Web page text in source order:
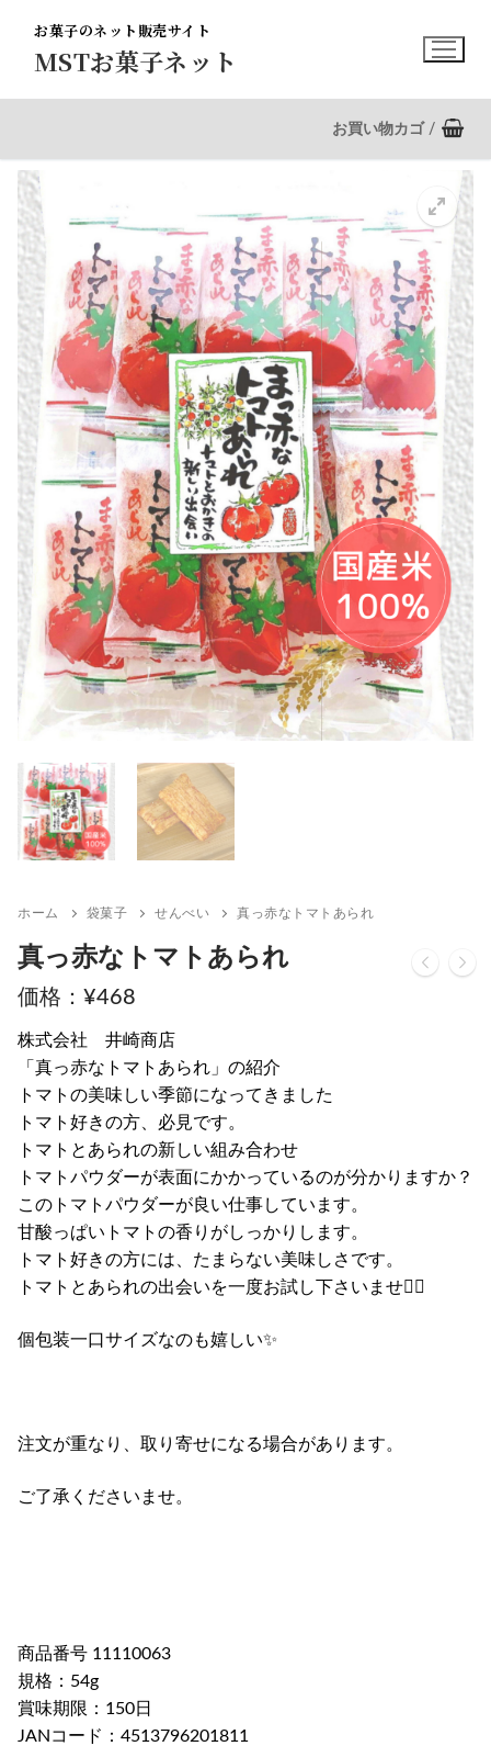
MSTお菓子ネット
お菓子のネット販売サイト
お買い物カゴ /
🔍
ホーム 袋菓子 せんべい 真っ赤なトマトあられ
真っ赤なトマトあられ
¥468
株式会社 井崎商店
「真っ赤なトマトあられ」の紹介
トマトの美味しい季節になってきました
トマト好きの方、必見です。
トマトとあられの新しい組み合わせ
トマトパウダーが表面にかかっているのが分かりますか？
このトマトパウダーが良い仕事しています。
甘酸っぱいトマトの香りがしっかりします。
トマト好きの方には、たまらない美味しさです。
トマトとあられの出会いを一度お試し下さいませ🙇‍♀️
個包装一口サイズなのも嬉しい✨
注文が重なり、取り寄せになる場合があります。
ご了承くださいませ。
商品番号 11110063
規格：54g
賞味期限：150日
JANコード：4513796201811